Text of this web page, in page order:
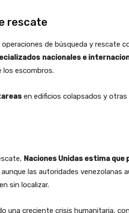
rescate
de búsqueda y rescate
nacionales e
los escombros.
en edificios colapsados y
Naciones Unidas estima que
aunque las autoridades venezolanas
sin localizar.
una creciente crisis humanitaria,